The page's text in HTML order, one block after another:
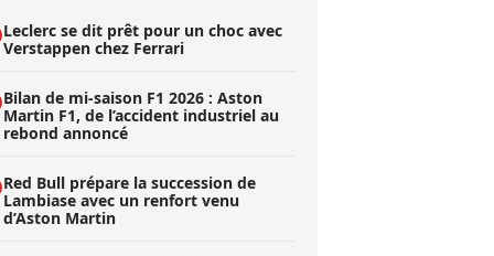
Leclerc se dit prêt pour un choc avec
Verstappen chez Ferrari
Bilan de mi-saison F1 2026 : Aston
Martin F1, de l’accident industriel au
rebond annoncé
Red Bull prépare la succession de
Lambiase avec un renfort venu
d’Aston Martin